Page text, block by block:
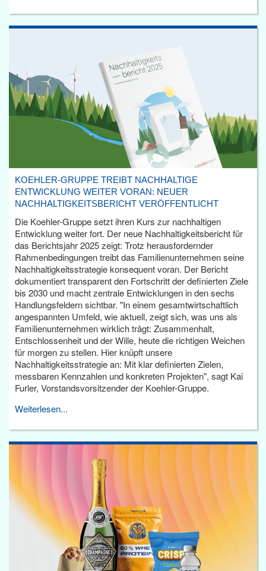
KOEHLER-GRUPPE TREIBT NACHHALTIGE
ENTWICKLUNG WEITER VORAN: NEUER
NACHHALTIGKEITSBERICHT VERÖFFENTLICHT
Die Koehler-Gruppe setzt ihren Kurs zur nachhaltigen
Entwicklung weiter fort. Der neue Nachhaltigkeitsbericht für
das Berichtsjahr 2025 zeigt: Trotz herausfordernder
Rahmenbedingungen treibt das Familienunternehmen seine
Nachhaltigkeitsstrategie konsequent voran. Der Bericht
dokumentiert transparent den Fortschritt der definierten Ziele
bis 2030 und macht zentrale Entwicklungen in den sechs
Handlungsfeldern sichtbar. "In einem gesamtwirtschaftlich
angespannten Umfeld, wie aktuell, zeigt sich, was uns als
Familienunternehmen wirklich trägt: Zusammenhalt,
Entschlossenheit und der Wille, heute die richtigen Weichen
für morgen zu stellen. Hier knüpft unsere
Nachhaltigkeitsstrategie an: Mit klar definierten Zielen,
messbaren Kennzahlen und konkreten Projekten", sagt Kai
Furler, Vorstandsvorsitzender der Koehler-Gruppe.
Weiterlesen...